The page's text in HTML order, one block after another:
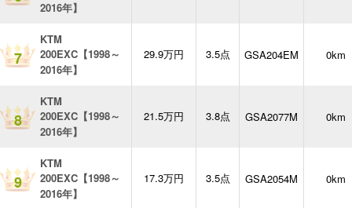
2016年】
7
KTM
200EXC【1998～
2016年】
29.9万円 3.5点 GSA204EM 0km
8
KTM
200EXC【1998～
2016年】
21.5万円 3.8点 GSA2077M 0km
9
KTM
200EXC【1998～
2016年】
17.3万円 3.5点 GSA2054M 0km